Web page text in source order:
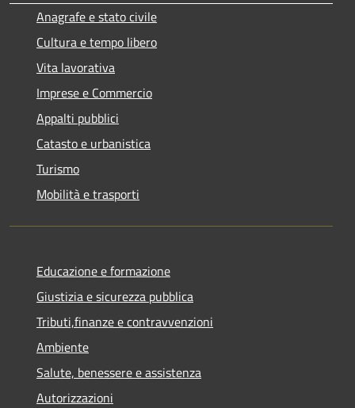
Anagrafe e stato civile
Cultura e tempo libero
Vita lavorativa
Imprese e Commercio
Appalti pubblici
Catasto e urbanistica
Turismo
Mobilità e trasporti
Educazione e formazione
Giustizia e sicurezza pubblica
Tributi,finanze e contravvenzioni
Ambiente
Salute, benessere e assistenza
Autorizzazioni